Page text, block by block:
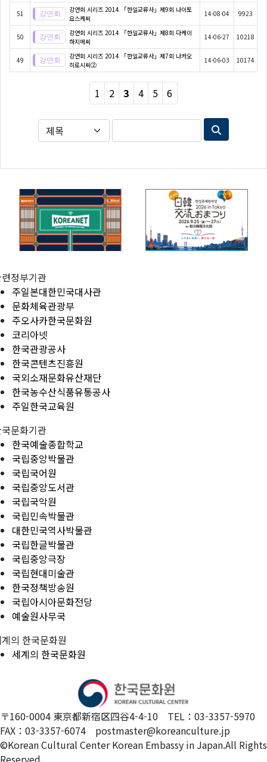
51
강연회 시리즈 2014 「한일교류사」제9회 나이토
요스케씨
14-08-04 9923
50
강연회 시리즈 2014 「한일교류사」제8회 다케이
하지메씨
14-06-27 10218
49
강연회 시리즈 2014 「한일교류사」제7회 나카오
히로시씨②
14-06-03 10174
1 2 3 4 5 6
정부기관
주일본대한민국대사관
문화체육관광부
주오사카한국문화원
코리아넷
한국관광공사
한국콘텐츠진흥원
국외소재문화유산재단
한국농수산식품유통공사
주일한국교육원
문화기관
한국예술종합학교
국립중앙박물관
국립국어원
국립중앙도서관
국립국악원
국립민속박물관
대한민국역사박물관
국립한글박물관
국립중앙극장
국립현대미술관
한국정책방송원
국립아시아문화전당
예술원사무국
의 한국문화원
세계의 한국문화원
〒160-0004 東京都新宿区四谷4-4-10 TEL：03-3357-5970
FAX：03-3357-6074 postmaster@koreanculture.jp
©Korean Cultural Center Korean Embassy in Japan.All Rights
Reserved.